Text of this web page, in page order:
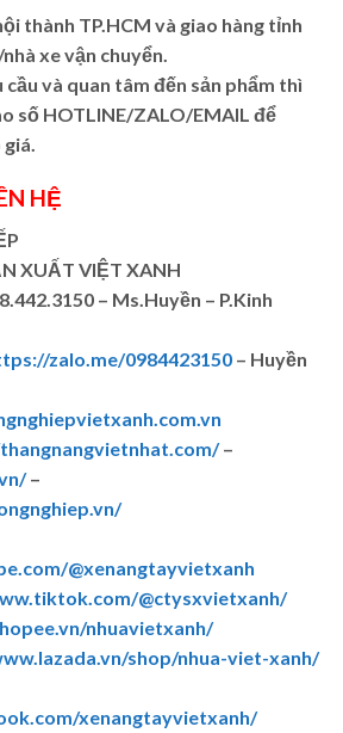
thành TP.HCM và giao hàng tỉnh
xe vận chuyển.
cầu và quan tâm đến sản phẩm thì
số HOTLINE/ZALO/EMAIL để
HỆ
XUẤT VIỆT XANH
– Ms.Huyền – P.Kinh
zalo.me/0984423150 – Huyền
–
–
@xenangtayvietxanh
@ctysxvietxanh/
nhuavietxanh/
shop/nhua-viet-xanh/
xenangtayvietxanh/